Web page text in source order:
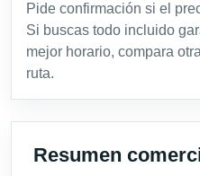
Pide confirmación si el
Si buscas todo incluido
mejor horario, compara
ruta.
Resumen